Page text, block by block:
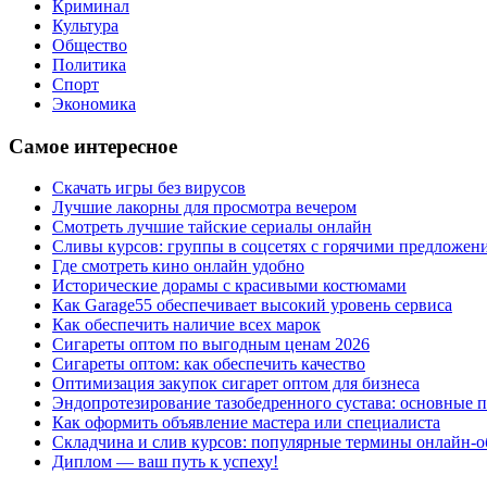
Криминал
Культура
Общество
Политика
Спорт
Экономика
Самое интересное
Скачать игры без вирусов
Лучшие лакорны для просмотра вечером
Смотреть лучшие тайские сериалы онлайн
Сливы курсов: группы в соцсетях с горячими
Где смотреть кино онлайн удобно
Исторические дорамы с красивыми костюмами
Как Garage55 обеспечивает высокий уровень сервиса
Как обеспечить наличие всех марок
Сигареты оптом по выгодным ценам 2026
Сигареты оптом: как обеспечить качество
Оптимизация закупок сигарет оптом для бизнеса
Эндопротезирование тазобедренного сустава: основные
Как оформить объявление мастера или специалиста
Складчина и слив курсов: популярные термины онлайн-
Диплом — ваш путь к успеху!